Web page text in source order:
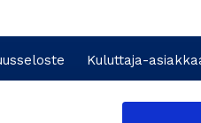
Kuluttaja-